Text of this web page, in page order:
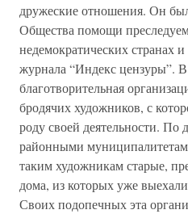
дружеские отношения. Он
Общества помощи
недемократических странах
журнала “Индекс цензуры”.
благотворительная
бродячих художников, с
роду своей деятельности. По
районными
таким художникам старые,
дома, из которых уже
Своих подопечных эта